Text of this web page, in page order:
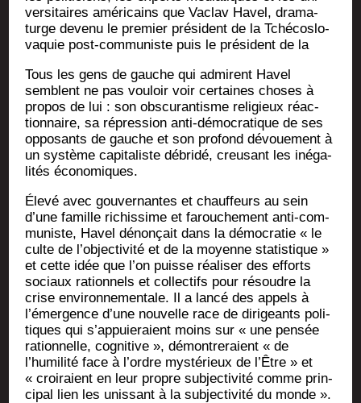
ver­si­taires amé­ri­cains que Vaclav Havel, dra­ma­
turge deve­nu le pre­mier pré­sident de la Tché­co­slo­
va­quie post-com­mu­niste puis le pré­sident de la
Tous les gens de gauche qui admirent Havel
semblent ne pas vou­loir voir cer­taines choses à
pro­pos de lui : son obs­cu­ran­tisme reli­gieux réac­
tion­naire, sa répres­sion anti-démo­cra­tique de ses
oppo­sants de gauche et son pro­fond dévoue­ment à
un sys­tème capi­ta­liste débri­dé, creu­sant les inéga­
li­tés économiques.
Éle­vé avec gou­ver­nantes et chauf­feurs au sein
d’une famille richis­sime et farou­che­ment anti-com­
mu­niste, Havel dénon­çait dans la démo­cra­tie « le
culte de l’objectivité et de la moyenne sta­tis­tique »
et cette idée que l’on puisse réa­li­ser des efforts
sociaux ration­nels et col­lec­tifs pour résoudre la
crise envi­ron­ne­men­tale. Il a lan­cé des appels à
l’émergence d’une nou­velle race de diri­geants poli­
tiques qui s’appuieraient moins sur « une pen­sée
ration­nelle, cog­ni­tive », démon­tre­raient « de
l’humilité face à l’ordre mys­té­rieux de l’Être » et
« croi­raient en leur propre sub­jec­ti­vi­té comme prin­
ci­pal lien les unis­sant à la sub­jec­ti­vi­té du monde ».